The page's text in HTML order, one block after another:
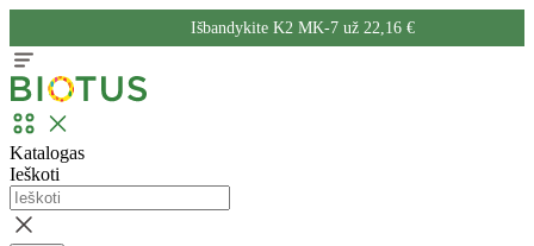
Išbandykite K2 MK-7 už 22,16 €
Katalogas
Ieškoti